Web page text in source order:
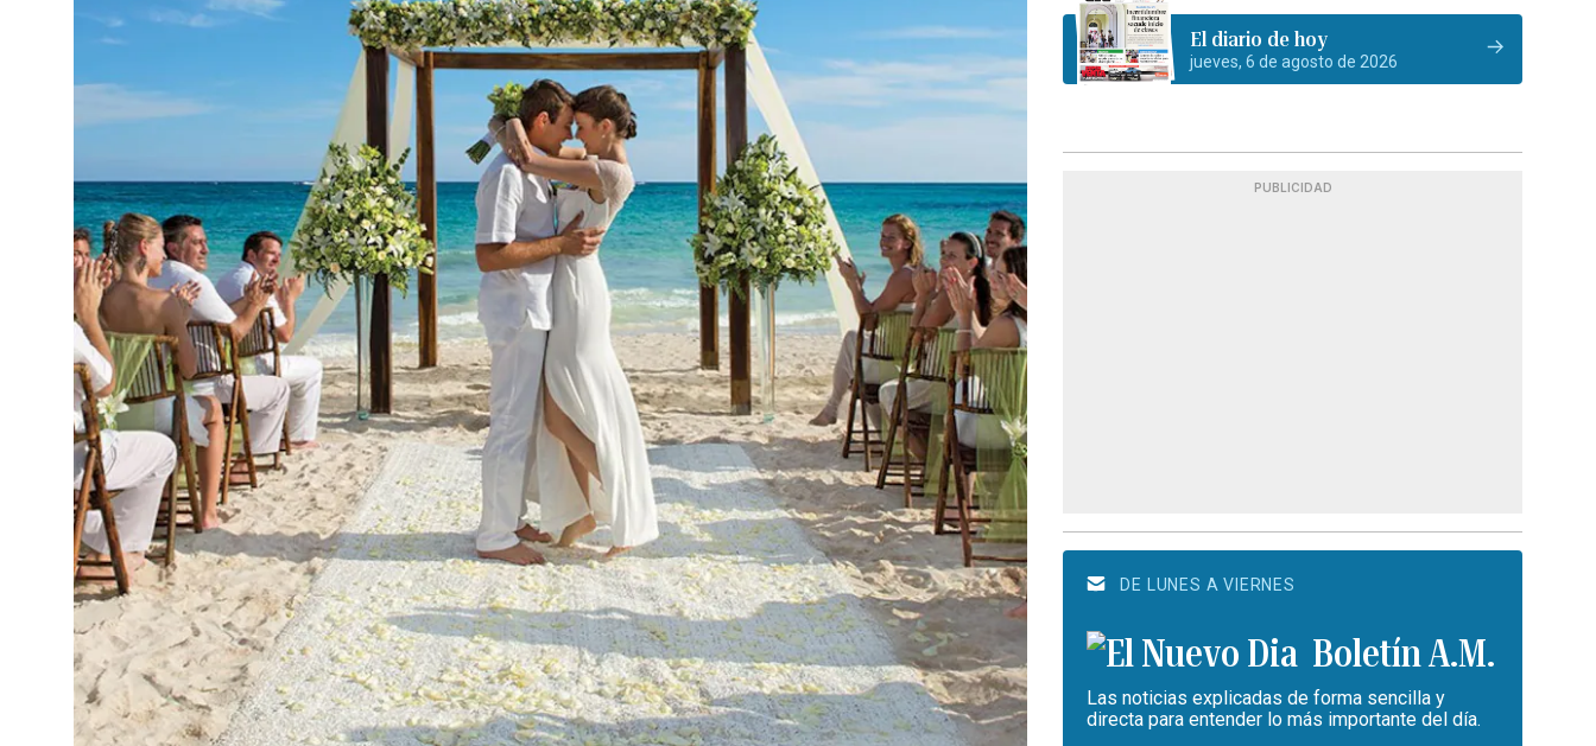
El diario de hoy
jueves, 6 de agosto de 2026
PUBLICIDAD
DE LUNES A VIERNES
Boletín A.M.
Las noticias explicadas de forma sencilla y
directa para entender lo más importante del día.